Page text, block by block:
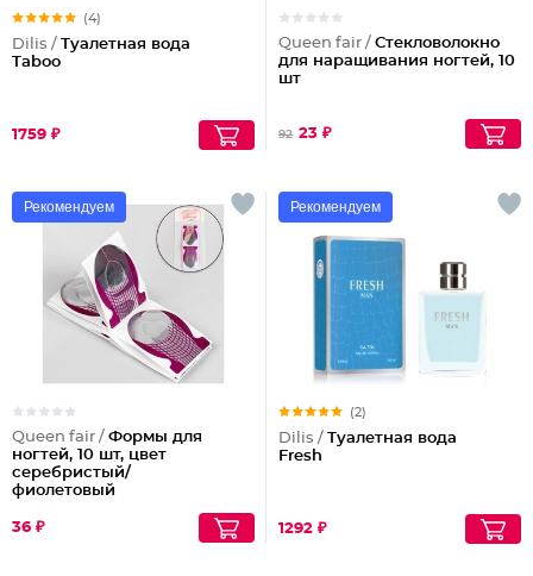
(4)
Dilis / Туалетная вода
Taboo
1759 ₽
Queen fair / Стекловолокно
для наращивания ногтей, 10
шт
92 23 ₽
Рекомендуем
Queen fair / Формы для
ногтей, 10 шт, цвет
серебристый/
фиолетовый
36 ₽
Рекомендуем
(2)
Dilis / Туалетная вода
Fresh
1292 ₽